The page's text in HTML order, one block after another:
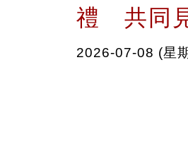
禮 共同
2026-07-08 (星